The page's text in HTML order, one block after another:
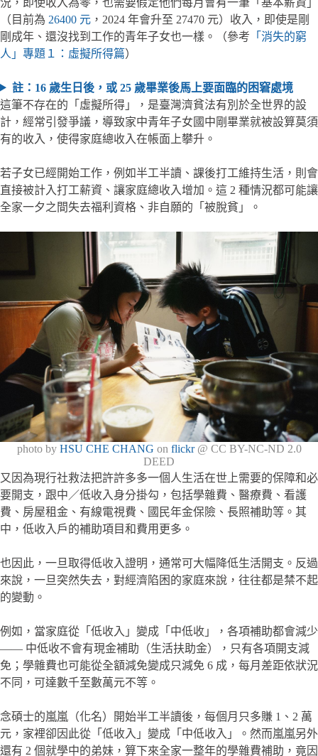
（目前為 26400 元 ，2024 年會升至 27470 元）收入，即使是剛
剛成年、還沒找到工作的青年子女也一樣。（參考 「消失的窮
人」專題１：虛擬所得篇）
註： 16 歲生日後，或 25 歲畢業後馬上要面臨的困窘處境
這筆不存在的「虛擬所得」，是臺灣濟貧法有別於全世界的設
計，經常引發爭議，導致家中青年子女國中剛畢業就被設算莫須
有的收入，使得家庭總收入在帳面上攀升。
若子女已經開始工作，例如半工半讀、課後打工維持生活，則會
直接被計入打工薪資、讓家庭總收入增加。這 2 種情況都可能讓
全家一夕之間失去福利資格、非自願的「被脫貧」。
photo by HSU CHE CHANG on flickr@ CC BY-NC-ND 2.0
DEED
又因為現行社救法把許許多多一個人生活在世上需要的保障和必
要開支，跟中／低收入身分掛勾，包括學雜費、醫療費、看護
費、房屋租金、有線電視費、國民年金保險、長照補助等。其
中，低收入戶的補助項目和費用更多。
也因此，一旦取得低收入證明，通常可大幅降低生活開支。反過
來說，一旦突然失去，對經濟陷困的家庭來說，往往都是禁不起
的變動。
例如，當家庭從「低收入」變成「中低收」，各項補助都會減少
—— 中低收不會有現金補助（生活扶助金），只有各項開支減
免；學雜費也可能從全額減免變成只減免 6 成，每月差距依狀況
不同，可達數千至數萬元不等。
念碩士的嵐嵐（化名）開始半工半讀後，每個月只多賺 1、2 萬
元，家裡卻因此從「低收入」變成「中低收入」。然而嵐嵐另外
還有 2 個就學中的弟妹，算下來全家一整年的學雜費補助，竟因